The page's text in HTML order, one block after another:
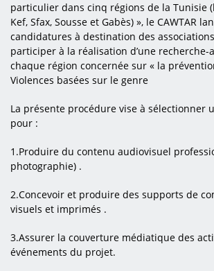
particulier dans cinq régions de la Tunisie
Kef, Sfax, Sousse et Gabès) », le CAWTAR
candidatures à destination des
participer à la réalisation d’une recherche-
chaque région concernée sur « la
Violences basées sur le genre
La présente procédure vise à sélectionner
pour :
1.Produire du contenu audiovisuel
photographie) .
2.Concevoir et produire des supports de
visuels et imprimés .
3.Assurer la couverture médiatique des
événements du projet.